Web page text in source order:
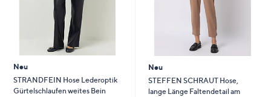
Neu
STRANDFEIN Hose Lederoptik
Gürtelschlaufen weites Bein
Neu
STEFFEN SCHRAUT Hose,
lange Länge Faltendetail am